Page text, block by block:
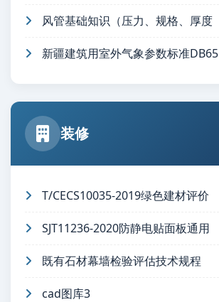
风管基础知识（压力、规格、厚度
新疆建筑用室外气象参数标准DB65
装修
T/CECS10035-2019绿色建材评价
SJT11236-2020防静电贴面板通用
既有石材幕墙检验评估技术规程
cad图库3